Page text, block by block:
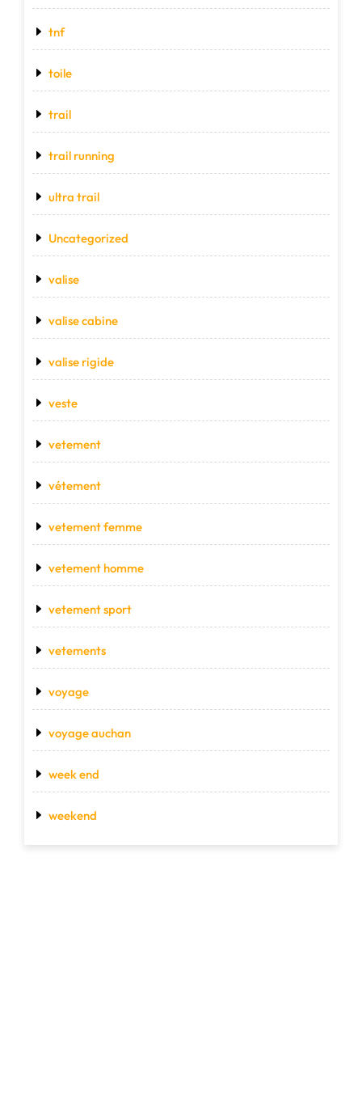
tnf
toile
trail
trail running
ultra trail
Uncategorized
valise
valise cabine
valise rigide
veste
vetement
vétement
vetement femme
vetement homme
vetement sport
vetements
voyage
voyage auchan
week end
weekend